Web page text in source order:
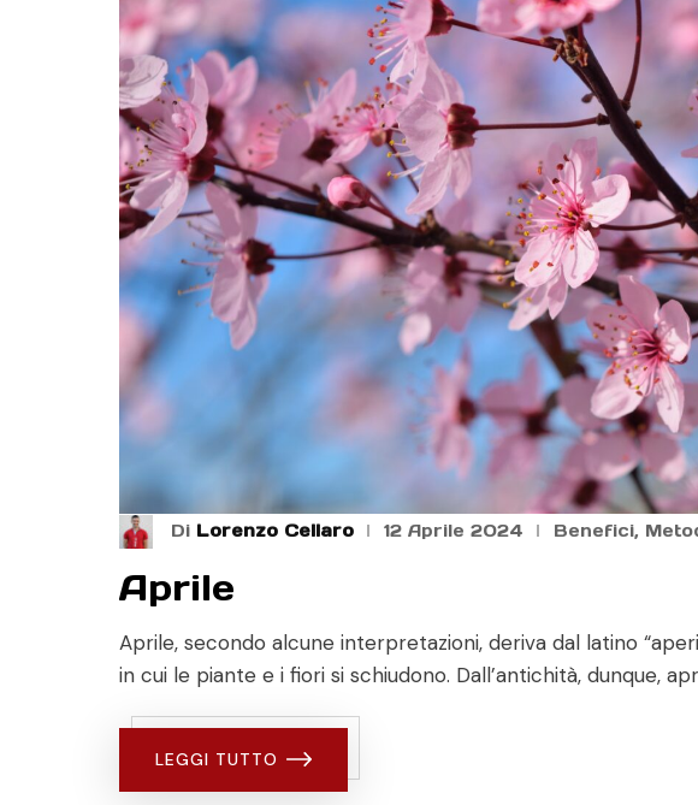
Di Lorenzo Cellaro 12 Aprile 2024 Benefici,
Aprile
Aprile, secondo alcune interpretazioni, deriva dal latino
in cui le piante e i fiori si schiudono. Dall’antichità, dunque,
LEGGI TUTTO